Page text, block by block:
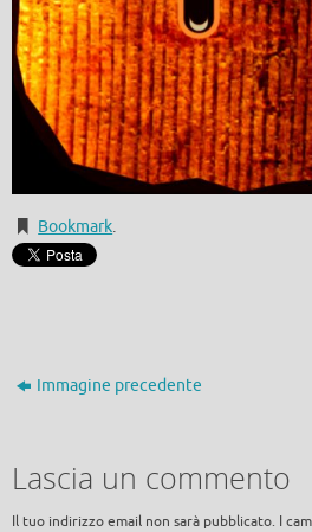
Bookmark.
Immagine precedente
Lascia un commento
Il tuo indirizzo email non sarà pubblicato. I